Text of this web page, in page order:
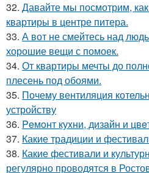
32. Давайте мы посмотрим,
квартиры в центре питера.
33. А вот не смейтесь над
хорошие вещи с помоек.
34. От квартиры мечты до
плесень под обоями.
35. Почему вентиляция
устройству
36. Peмoнт куxни, дизaйн и
37. Какие традиции и
38. Какие фестивали и
регулярно проводятся в